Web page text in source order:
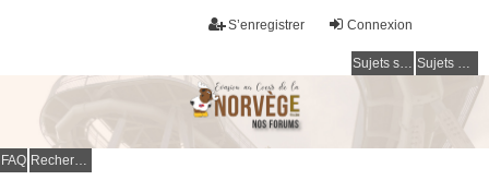
Connexion
S’enregistrer
Sujets sans réponse Sujets actifs
FAQ Rechercher